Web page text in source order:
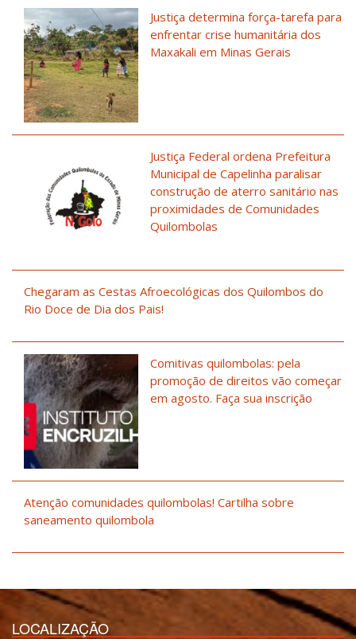
Justiça determina força-tarefa para
enfrentar crise humanitária dos
Maxakali em Minas Gerais
Justiça Federal ordena Prefeitura
Municipal de Capelinha paralisar
construção de aterro sanitário nas
proximidades de Comunidades
Quilombolas
Chegaram as Cestas Afroecológicas dos Quilombos do
Rio Doce de Dia dos Pais!
Comitivas quilombolas: pela
promoção de direitos vão começar
em agosto. Faça sua inscrição
Atenção comunidades quilombolas! Cartilha sobre
saneamento quilombola
LOCALIZAÇÃO